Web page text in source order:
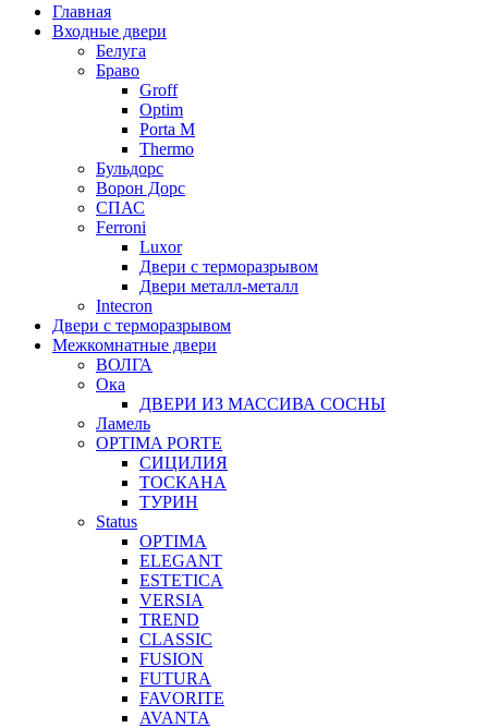
Главная
Входные двери
Белуга
Браво
Groff
Optim
Porta М
Thermo
Бульдорс
Ворон Дорс
СПАС
Ferroni
Luxor
Двери с терморазрывом
Двери металл-металл
Intecron
Двери с терморазрывом
Межкомнатные двери
ВОЛГА
Ока
ДВЕРИ ИЗ МАССИВА СОСНЫ
Ламель
OPTIMA PORTE
СИЦИЛИЯ
ТОСКАНА
ТУРИН
Status
OPTIMA
ELEGANT
ESTETICA
VERSIA
TREND
CLASSIC
FUSION
FUTURA
FAVORITE
AVANTA